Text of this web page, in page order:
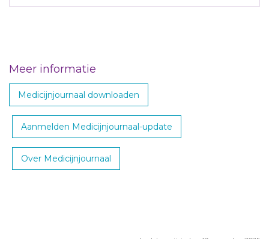
Meer informatie
Medicijnjournaal downloaden
Aanmelden Medicijnjournaal-update
Over Medicijnjournaal